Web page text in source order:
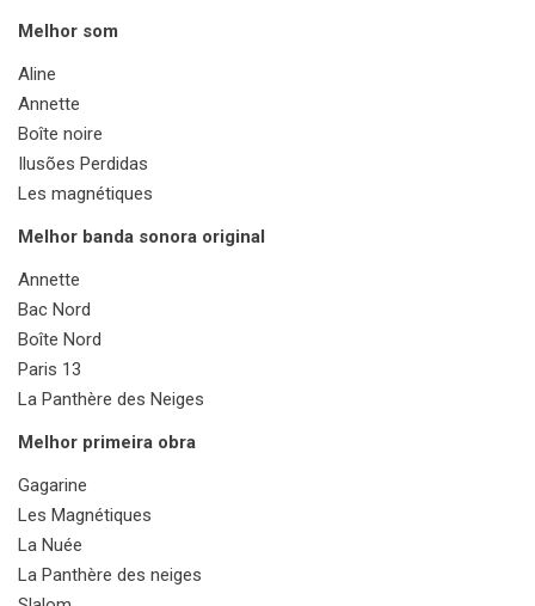
Melhor som
Aline
Annette
Boîte noire
Ilusões Perdidas
Les magnétiques
Melhor banda sonora original
Annette
Bac Nord
Boîte Nord
Paris 13
La Panthère des Neiges
Melhor primeira obra
Gagarine
Les Magnétiques
La Nuée
La Panthère des neiges